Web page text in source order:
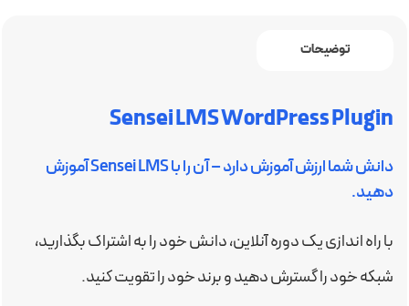
توضیحات
Sensei LMS WordPress Plugin
دانش شما ارزش آموزش دارد – آن را با Sensei LMS آموزش
دهید.
با راه اندازی یک دوره آنلاین، دانش خود را به اشتراک بگذارید،
شبکه خود را گسترش دهید و برند خود را تقویت کنید.